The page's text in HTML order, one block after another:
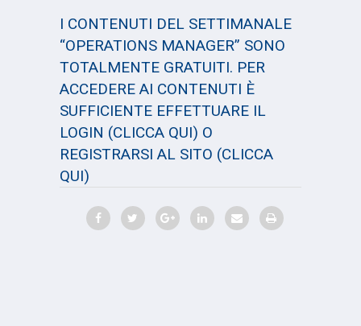
I CONTENUTI DEL SETTIMANALE
“OPERATIONS MANAGER” SONO
TOTALMENTE GRATUITI. PER
ACCEDERE AI CONTENUTI È
SUFFICIENTE EFFETTUARE IL
LOGIN (CLICCA QUI) O
REGISTRARSI AL SITO (CLICCA
QUI)